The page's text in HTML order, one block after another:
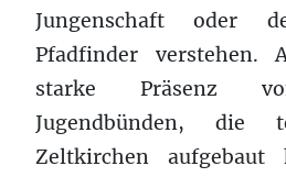
Jungenschaft oder
Pfadfinder verstehen.
starke Präsenz
Jugendbünden, die
Zeltkirchen